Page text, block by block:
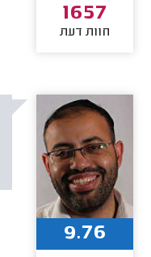
1657
חוות דעת
9.76